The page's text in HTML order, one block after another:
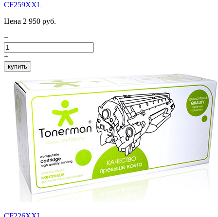
CF259XXL
Цена 2 950 руб.
−
+
купить